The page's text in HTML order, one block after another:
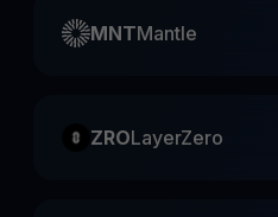
MNTMantle
ZROLayerZero